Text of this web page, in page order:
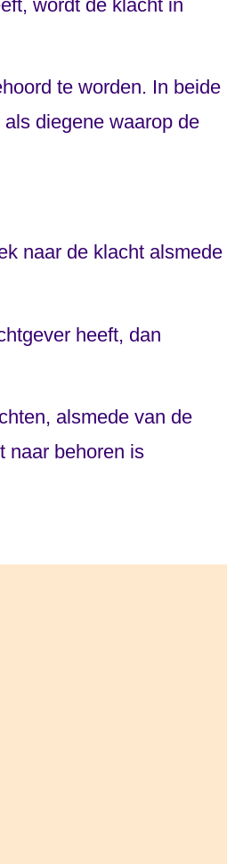
wordt de klacht in
te worden. In beide
diegene waarop de
naar de klacht alsmede
heeft, dan
alsmede van de
naar behoren is